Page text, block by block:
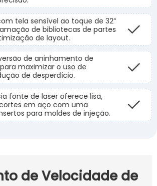
tela sensível ao toque de 32”
de bibliotecas de partes
de layout.
de aninhamento de
maximizar o uso de
de desperdício.
fonte de laser oferece lisa,
em aço com uma
para moldes de injeção.
de Velocidade de